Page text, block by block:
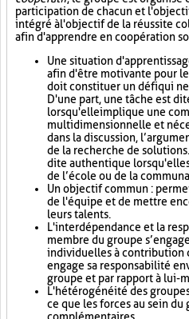
participation de chacun et
intégré à l'objectif de la réussite
afin d'apprendre en coopération
Une situation
afin d'être motivante pour
doit constituer un défi qui
D'une part, une tâche est
lorsqu'elle implique une
multidimensionnelle et
dans la discussion,
de la recherche de
dite authentique lorsqu'elle
de l’école ou de la
Un objectif commun :
de l'équipe et de mettre en
leurs talents.
L'interdépendance et la
membre du groupe
individuelles à contribution
engage sa responsabilité
groupe et par rapport à lui-
L'hétérogénéité des
ce que les forces au sein